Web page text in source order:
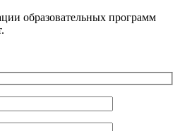
образовательных программ